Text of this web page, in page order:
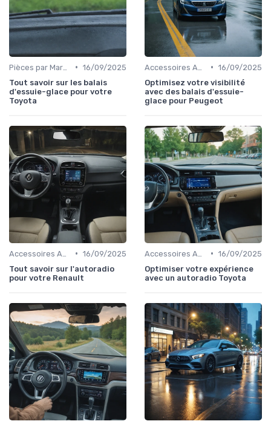
• 16/09/2025
Tout savoir sur les balais
d'essuie-glace pour votre
Toyota
• 16/09/2025
Optimisez votre visibilité
avec des balais d'essuie-
glace pour Peugeot
• 16/09/2025
Tout savoir sur l'autoradio
pour votre Renault
• 16/09/2025
Optimiser votre expérience
avec un autoradio Toyota